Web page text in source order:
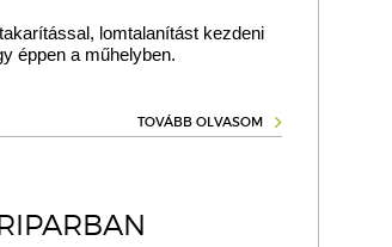
lomtalanítást kezdeni
éppen a műhelyben.
TOVÁBB OLVASOM